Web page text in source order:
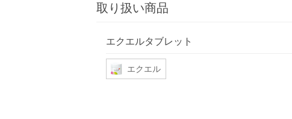
取り扱い商品
エクエルタブレット
エクエル